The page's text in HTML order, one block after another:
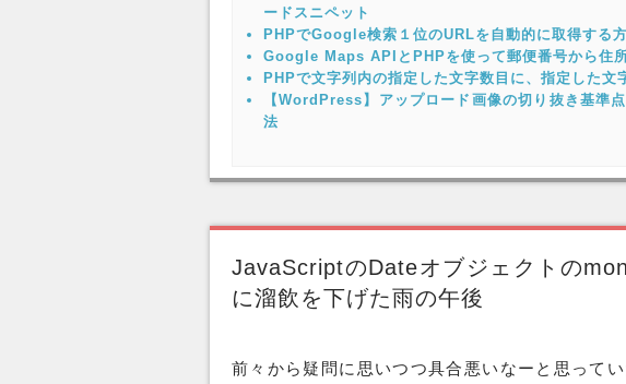
ードスニペット
PHPでGoogle検索１位のURLを自動的に取得する
Google Maps APIとPHPを使って郵便番号から住
PHPで文字列内の指定した文字数目に、指定した
【WordPress】アップロード画像の切り抜き基準
法
JavaScriptのDateオブジェクトの
に溜飲を下げた雨の午後
前々から疑問に思いつつ具合悪いなーと思って